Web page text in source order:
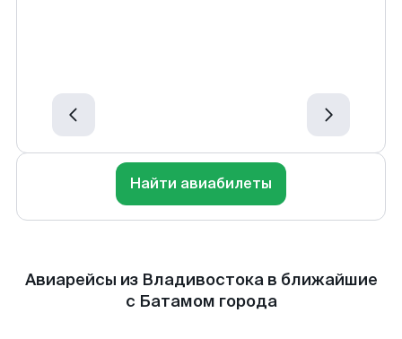
Найти авиабилеты
Авиарейсы из Владивостока в ближайшие
с Батамом города